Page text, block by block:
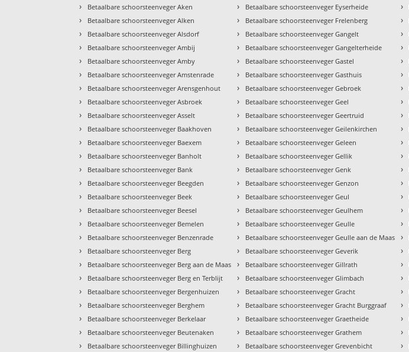
› Betaalbare schoorsteenveger Aken
› Betaalbare schoorsteenveger Alken
› Betaalbare schoorsteenveger Alsdorf
› Betaalbare schoorsteenveger Ambij
› Betaalbare schoorsteenveger Amby
› Betaalbare schoorsteenveger Amstenrade
› Betaalbare schoorsteenveger Arensgenhout
› Betaalbare schoorsteenveger Asbroek
› Betaalbare schoorsteenveger Asselt
› Betaalbare schoorsteenveger Baakhoven
› Betaalbare schoorsteenveger Baexem
› Betaalbare schoorsteenveger Banholt
› Betaalbare schoorsteenveger Bank
› Betaalbare schoorsteenveger Beegden
› Betaalbare schoorsteenveger Beek
› Betaalbare schoorsteenveger Beesel
› Betaalbare schoorsteenveger Bemelen
› Betaalbare schoorsteenveger Benzenrade
› Betaalbare schoorsteenveger Berg
› Betaalbare schoorsteenveger Berg aan de Maas
› Betaalbare schoorsteenveger Berg en Terblijt
› Betaalbare schoorsteenveger Bergenhuizen
› Betaalbare schoorsteenveger Berghem
› Betaalbare schoorsteenveger Berkelaar
› Betaalbare schoorsteenveger Beutenaken
› Betaalbare schoorsteenveger Billinghuizen
› Betaalbare schoorsteenveger Eyserheide
› Betaalbare schoorsteenveger Frelenberg
› Betaalbare schoorsteenveger Gangelt
› Betaalbare schoorsteenveger Gangelterheide
› Betaalbare schoorsteenveger Gastel
› Betaalbare schoorsteenveger Gasthuis
› Betaalbare schoorsteenveger Gebroek
› Betaalbare schoorsteenveger Geel
› Betaalbare schoorsteenveger Geertruid
› Betaalbare schoorsteenveger Geilenkirchen
› Betaalbare schoorsteenveger Geleen
› Betaalbare schoorsteenveger Gellik
› Betaalbare schoorsteenveger Genk
› Betaalbare schoorsteenveger Genzon
› Betaalbare schoorsteenveger Geul
› Betaalbare schoorsteenveger Geulhem
› Betaalbare schoorsteenveger Geulle
› Betaalbare schoorsteenveger Geulle aan de Maas
› Betaalbare schoorsteenveger Geverik
› Betaalbare schoorsteenveger Gillrath
› Betaalbare schoorsteenveger Glimbach
› Betaalbare schoorsteenveger Gracht
› Betaalbare schoorsteenveger Gracht Burggraaf
› Betaalbare schoorsteenveger Graetheide
› Betaalbare schoorsteenveger Grathem
› Betaalbare schoorsteenveger Grevenbicht
›
›
›
›
›
›
›
›
›
›
›
›
›
›
›
›
›
›
›
›
›
›
›
›
›
›